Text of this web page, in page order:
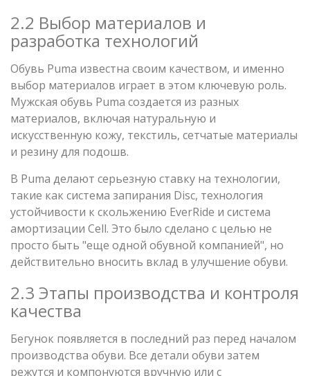
2.2 Выбор материалов и
разработка технологий
Обувь Puma известна своим качеством, и именно
выбор материалов играет в этом ключевую роль.
Мужская обувь Puma создается из разных
материалов, включая натуральную и
искусственную кожу, текстиль, сетчатые материалы
и резину для подошв.
В Puma делают серьезную ставку на технологии,
такие как система запирания Disc, технология
устойчивости к скольжению EverRide и система
амортизации Cell. Это было сделано с целью не
просто быть "еще одной обувной компанией", но
действительно вносить вклад в улучшение обуви.
2.3 Этапы производства и контроля
качества
Бегунок появляется в последний раз перед началом
производства обуви. Все детали обуви затем
режутся и компонуются вручную или с